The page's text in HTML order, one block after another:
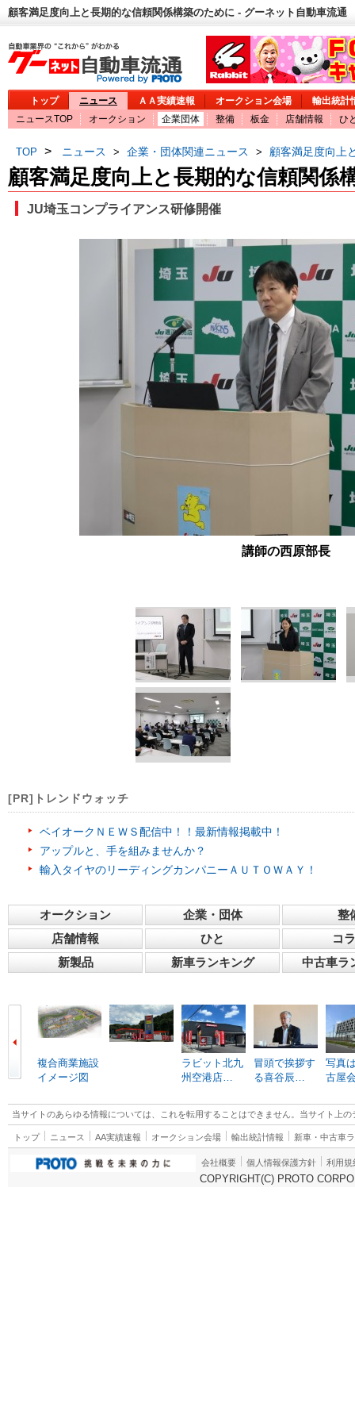
顧客満足度向上と長期的な信頼関係構築のために - グーネット自動車流通
トップ ニュース ＡＡ実績速報 オークション会場
輸出統計
ニュースTOP
オークション 企業団体 整備 板金 店舗情報 ひ
TOP > ニュース > 企業・団体関連ニュース > 顧客満足度向上
顧客満足度向上と長期的な信頼関係
JU埼玉コンプライアンス研修開催
講師の西原部長
[PR]トレンドウォッチ
ベイオークＮＥＷＳ配信中！！最新情報掲載中！
アップルと、手を組みませんか？
輸入タイヤのリーディングカンパニーＡＵＴＯＷＡＹ！
オークション 企業・団体
整
店舗情報
ひと
コ
新製品
新車ランキング 中古車ラ
複合商業施設
イメージ図
ラビット北九
州空港店…
冒頭で挨拶す
る喜谷辰…
写真
古屋
当サイトのあらゆる情報については、これを転用することはできません。当サイト上
トップ ニュース AA実績速報 オークション会場 輸出統計情報 新車・中古車
会社概要 個人情報保護方針 利用規
COPYRIGHT(C) PROTO